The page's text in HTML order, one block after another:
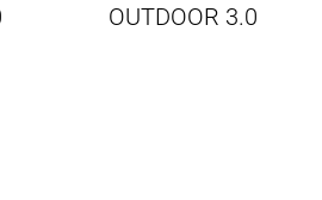
OUTDOOR 3.0